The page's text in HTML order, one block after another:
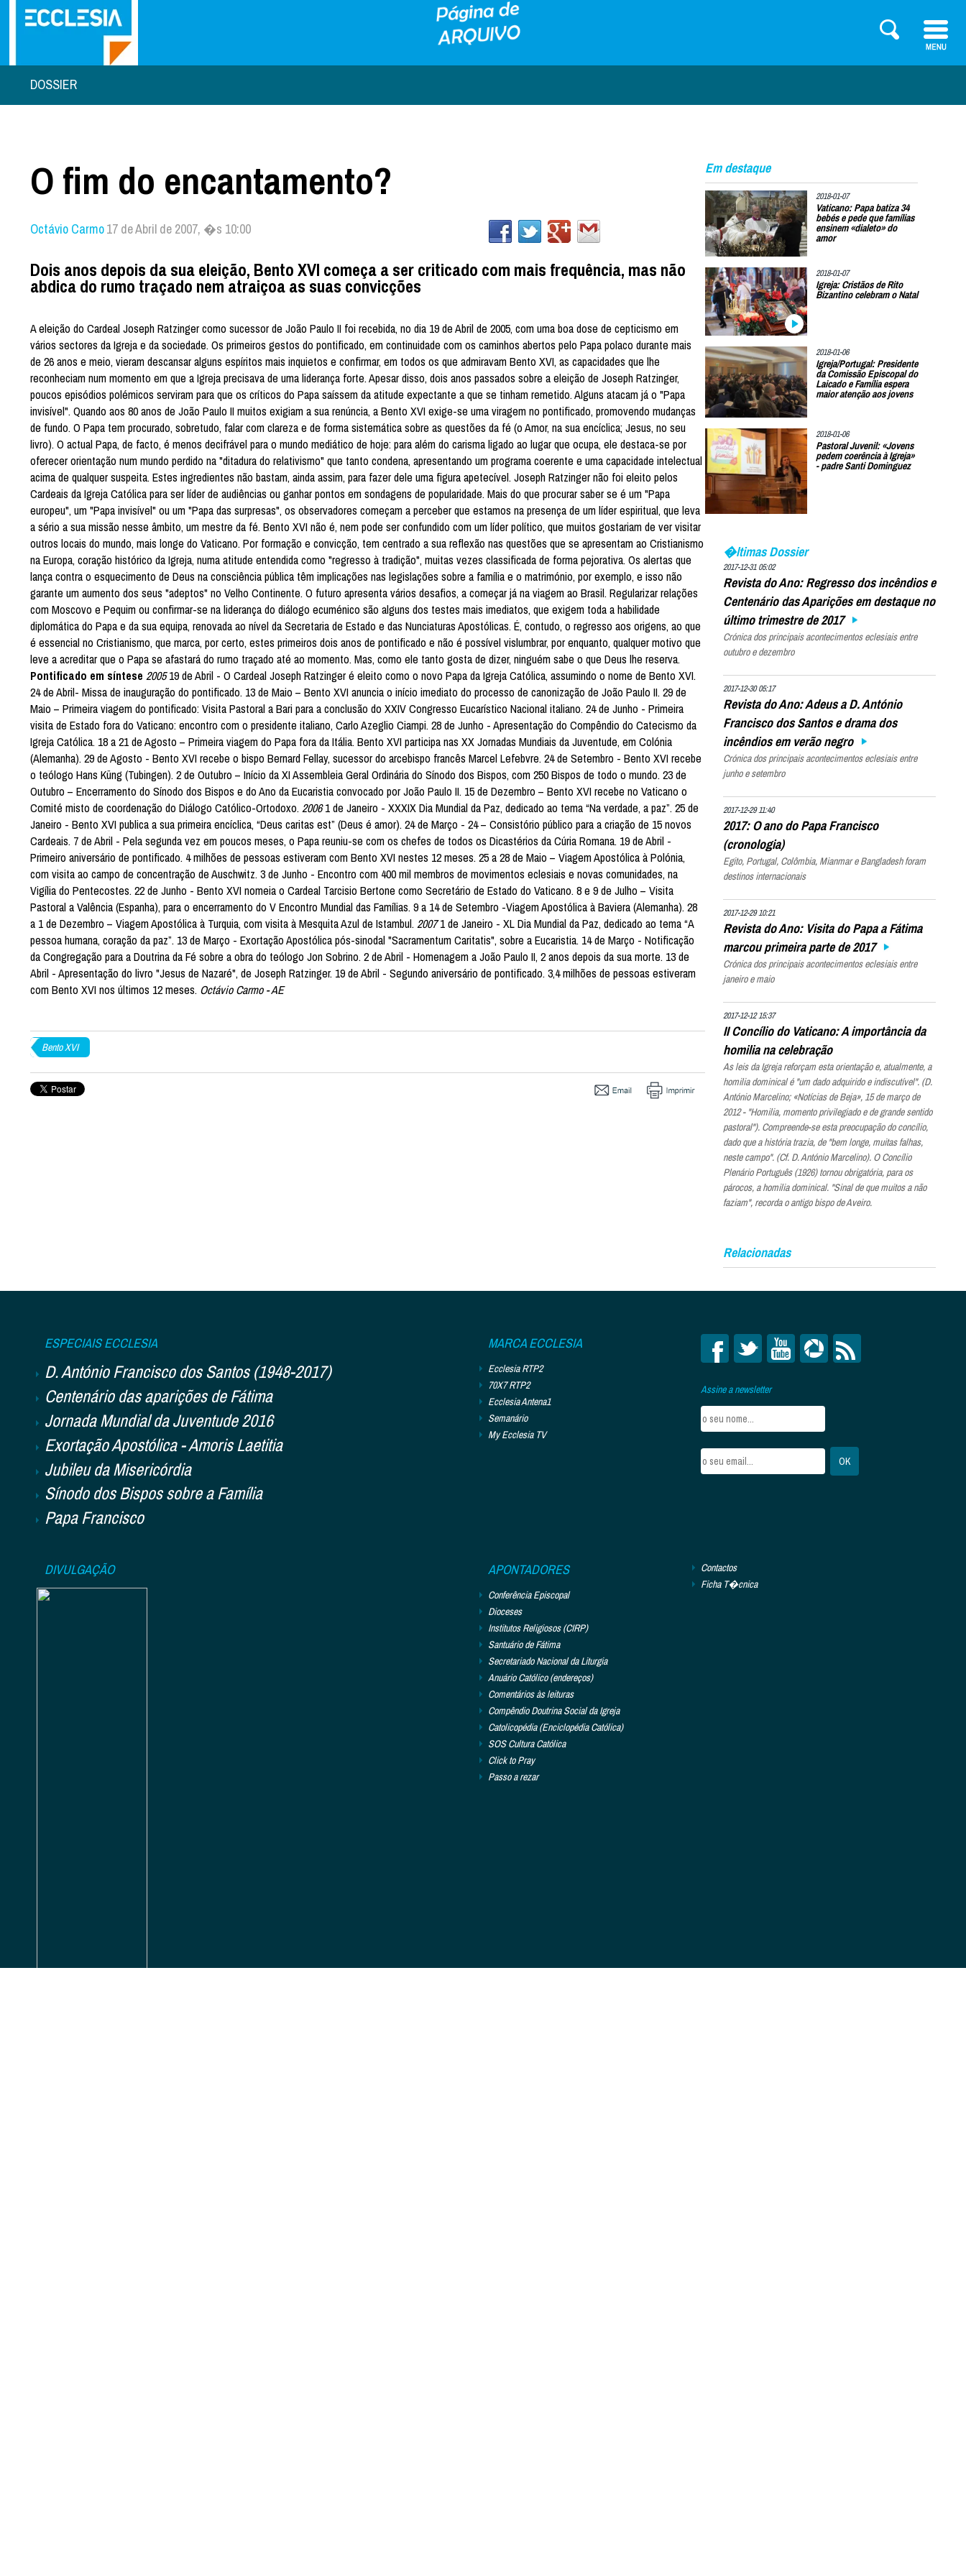
DOSSIER
O fim do encantamento?
Octávio Carmo17 de Abril de 2007, �s 10:00
Dois anos depois da sua eleição, Bento XVI começa a ser criticado com mais frequência, mas não
abdica do rumo traçado nem atraiçoa as suas convicções
A eleição do Cardeal Joseph Ratzinger como sucessor de João Paulo II foi recebida, no dia 19 de Abril de 2005, com uma boa dose de cepticismo em
vários sectores da Igreja e da sociedade. Os primeiros gestos do pontificado, em continuidade com os caminhos abertos pelo Papa polaco durante mais
de 26 anos e meio, vieram descansar alguns espíritos mais inquietos e confirmar, em todos os que admiravam Bento XVI, as capacidades que lhe
reconheciam num momento em que a Igreja precisava de uma liderança forte. Apesar disso, dois anos passados sobre a eleição de Joseph Ratzinger,
poucos episódios polémicos serviram para que os críticos do Papa saíssem da atitude expectante a que se tinham remetido. Alguns atacam já o "Papa
invisível". Quando aos 80 anos de João Paulo II muitos exigiam a sua renúncia, a Bento XVI exige-se uma viragem no pontificado, promovendo mudanças
de fundo. O Papa tem procurado, sobretudo, falar com clareza e de forma sistemática sobre as questões da fé (o Amor, na sua encíclica; Jesus, no seu
livro). O actual Papa, de facto, é menos decifrável para o mundo mediático de hoje: para além do carisma ligado ao lugar que ocupa, ele destaca-se por
oferecer orientação num mundo perdido na "ditadura do relativismo" que tanto condena, apresentando um programa coerente e uma capacidade intelectual
acima de qualquer suspeita. Estes ingredientes não bastam, ainda assim, para fazer dele uma figura apetecível. Joseph Ratzinger não foi eleito pelos
Cardeais da Igreja Católica para ser líder de audiências ou ganhar pontos em sondagens de popularidade. Mais do que procurar saber se é um "Papa
europeu", um "Papa invisível" ou um "Papa das surpresas", os observadores começam a perceber que estamos na presença de um líder espiritual, que leva
a sério a sua missão nesse âmbito, um mestre da fé. Bento XVI não é, nem pode ser confundido com um líder político, que muitos gostariam de ver visitar
outros locais do mundo, mais longe do Vaticano. Por formação e convicção, tem centrado a sua reflexão nas questões que se apresentam ao Cristianismo
na Europa, coração histórico da Igreja, numa atitude entendida como "regresso à tradição", muitas vezes classificada de forma pejorativa. Os alertas que
lança contra o esquecimento de Deus na consciência pública têm implicações nas legislações sobre a família e o matrimónio, por exemplo, e isso não
garante um aumento dos seus "adeptos" no Velho Continente. O futuro apresenta vários desafios, a começar já na viagem ao Brasil. Regularizar relações
com Moscovo e Pequim ou confirmar-se na liderança do diálogo ecuménico são alguns dos testes mais imediatos, que exigem toda a habilidade
diplomática do Papa e da sua equipa, renovada ao nível da Secretaria de Estado e das Nunciaturas Apostólicas. É, contudo, o regresso aos origens, ao que
é essencial no Cristianismo, que marca, por certo, estes primeiros dois anos de pontificado e não é possível vislumbrar, por enquanto, qualquer motivo que
leve a acreditar que o Papa se afastará do rumo traçado até ao momento. Mas, como ele tanto gosta de dizer, ninguém sabe o que Deus lhe reserva.
Pontificado em síntese 200519 de Abril - O Cardeal Joseph Ratzinger é eleito como o novo Papa da Igreja Católica, assumindo o nome de Bento XVI.
24 de Abril- Missa de inauguração do pontificado. 13 de Maio – Bento XVI anuncia o início imediato do processo de canonização de João Paulo II. 29 de
Maio – Primeira viagem do pontificado: Visita Pastoral a Bari para a conclusão do XXIV Congresso Eucarístico Nacional italiano. 24 de Junho - Primeira
visita de Estado fora do Vaticano: encontro com o presidente italiano, Carlo Azeglio Ciampi. 28 de Junho - Apresentação do Compêndio do Catecismo da
Igreja Católica. 18 a 21 de Agosto – Primeira viagem do Papa fora da Itália. Bento XVI participa nas XX Jornadas Mundiais da Juventude, em Colónia
(Alemanha). 29 de Agosto - Bento XVI recebe o bispo Bernard Fellay, sucessor do arcebispo francês Marcel Lefebvre. 24 de Setembro - Bento XVI recebe
o teólogo Hans Küng (Tubingen). 2 de Outubro – Início da XI Assembleia Geral Ordinária do Sínodo dos Bispos, com 250 Bispos de todo o mundo. 23 de
Outubro – Encerramento do Sínodo dos Bispos e do Ano da Eucaristia convocado por João Paulo II. 15 de Dezembro – Bento XVI recebe no Vaticano o
Comité misto de coordenação do Diálogo Católico-Ortodoxo.20061 de Janeiro - XXXIX Dia Mundial da Paz, dedicado ao tema “Na verdade, a paz”. 25 de
Janeiro - Bento XVI publica a sua primeira encíclica, “Deus caritas est” (Deus é amor). 24 de Março - 24 – Consistório público para a criação de 15 novos
Cardeais. 7 de Abril - Pela segunda vez em poucos meses, o Papa reuniu-se com os chefes de todos os Dicastérios da Cúria Romana. 19 de Abril -
Primeiro aniversário de pontificado. 4 milhões de pessoas estiveram com Bento XVI nestes 12 meses. 25 a 28 de Maio – Viagem Apostólica à Polónia,
com visita ao campo de concentração de Auschwitz. 3 de Junho - Encontro com 400 mil membros de movimentos eclesiais e novas comunidades, na
Vigília do Pentecostes. 22 de Junho - Bento XVI nomeia o Cardeal Tarcisio Bertone como Secretário de Estado do Vaticano. 8 e 9 de Julho – Visita
Pastoral a Valência (Espanha), para o encerramento do V Encontro Mundial das Famílias. 9 a 14 de Setembro -Viagem Apostólica à Baviera (Alemanha). 28
a 1 de Dezembro – Viagem Apostólica à Turquia, com visita à Mesquita Azul de Istambul.20071 de Janeiro - XL Dia Mundial da Paz, dedicado ao tema “A
pessoa humana, coração da paz”. 13 de Março - Exortação Apostólica pós-sinodal "Sacramentum Caritatis", sobre a Eucaristia. 14 de Março - Notificação
da Congregação para a Doutrina da Fé sobre a obra do teólogo Jon Sobrino. 2 de Abril - Homenagem a João Paulo II, 2 anos depois da sua morte. 13 de
Abril - Apresentação do livro "Jesus de Nazaré", de Joseph Ratzinger. 19 de Abril - Segundo aniversário de pontificado. 3,4 milhões de pessoas estiveram
com Bento XVI nos últimos 12 meses. Octávio Carmo - AE
Bento XVI
Em destaque
2018-01-07
Vaticano: Papa batiza 34
bebés e pede que famílias
ensinem «dialeto» do
amor
2018-01-07
Igreja: Cristãos de Rito
Bizantino celebram o Natal
2018-01-06
Igreja/Portugal: Presidente
da Comissão Episcopal do
Laicado e Família espera
maior atenção aos jovens
2018-01-06
Pastoral Juvenil: «Jovens
pedem coerência à Igreja»
- padre Santi Dominguez
�ltimas Dossier
2017-12-31 05:02
Revista do Ano: Regresso dos incêndios e
Centenário das Aparições em destaque no
último trimestre de 2017
Crónica dos principais acontecimentos eclesiais entre
outubro e dezembro
2017-12-30 05:17
Revista do Ano: Adeus a D. António
Francisco dos Santos e drama dos
incêndios em verão negro
Crónica dos principais acontecimentos eclesiais entre
junho e setembro
2017-12-29 11:40
2017: O ano do Papa Francisco
(cronologia)
Egito, Portugal, Colômbia, Mianmar e Bangladesh foram
destinos internacionais
2017-12-29 10:21
Revista do Ano: Visita do Papa a Fátima
marcou primeira parte de 2017
Crónica dos principais acontecimentos eclesiais entre
janeiro e maio
2017-12-12 15:37
II Concílio do Vaticano: A importância da
homilia na celebração
As leis da Igreja reforçam esta orientação e, atualmente, a
homilia dominical é "um dado adquirido e indiscutível". (D.
António Marcelino; «Notícias de Beja», 15 de março de
2012 - "Homilia, momento privilegiado e de grande sentido
pastoral"). Compreende-se esta preocupação do concílio,
dado que a história trazia, de "bem longe, muitas falhas,
neste campo". (Cf. D. António Marcelino). O Concílio
Plenário Português (1926) tornou obrigatória, para os
párocos, a homilia dominical. "Sinal de que muitos a não
faziam", recorda o antigo bispo de Aveiro.
Relacionadas
ESPECIAIS ECCLESIA
D. António Francisco dos Santos (1948-2017)
Centenário das aparições de Fátima
Jornada Mundial da Juventude 2016
Exortação Apostólica - Amoris Laetitia
Jubileu da Misericórdia
Sínodo dos Bispos sobre a Família
Papa Francisco
MARCA ECCLESIA
Ecclesia RTP2
70X7 RTP2
Ecclesia Antena1
Semanário
My Ecclesia TV
Assine a newsletter
DIVULGAÇÃO APONTADORES
Conferência Episcopal
Dioceses
Institutos Religiosos (CIRP)
Santuário de Fátima
Secretariado Nacional da Liturgia
Anuário Católico (endereços)
Comentários às leituras
Compêndio Doutrina Social da Igreja
Catolicopédia (Enciclopédia Católica)
SOS Cultura Católica
Click to Pray
Passo a rezar
Contactos
Ficha T�cnica